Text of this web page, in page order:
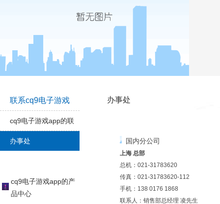
联系cq9电子游戏
app
cq9电子游戏app的联
系方式
办事处
cq9电子游戏app的产
品中心
办事处
国内分公司
上海 总部
总机：021-31783620
传真：021-31783620-112
手机：138 0176 1868
联系人：销售部总经理 凌先生